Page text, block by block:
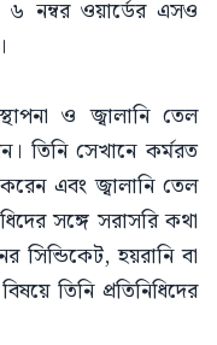
৬ নম্বর ওয়ার্ডের এসও
ও জ্বালানি তেল
তিনি সেখানে কর্মরত
করেন এবং জ্বালানি তেল
সঙ্গে সরাসরি কথা
সিন্ডিকেট, হয়রানি বা
তিনি প্রতিনিধিদের